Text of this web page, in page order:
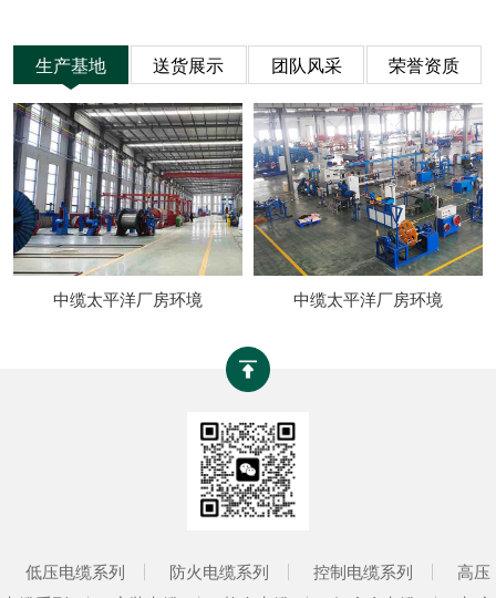
生产基地 送货展示 团队风采 荣誉资质
中缆太平洋厂房环境 中缆太平洋厂房环境
低压电缆系列 防火电缆系列 控制电缆系列
高压